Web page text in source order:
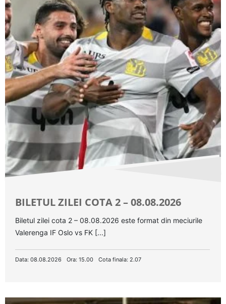
BILETUL ZILEI COTA 2 – 08.08.2026
Biletul zilei cota 2 – 08.08.2026 este format din meciurile
Valerenga IF Oslo vs FK [...]
Data: 08.08.2026 Ora: 15.00 Cota finala: 2.07